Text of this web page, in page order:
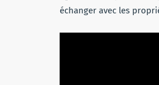
échanger avec les